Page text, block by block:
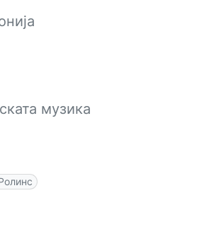
музика